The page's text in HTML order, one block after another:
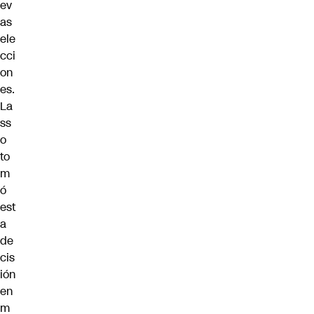
ev
as
ele
cci
on
es.
La
ss
o
to
m
ó
est
a
de
cis
ión
en
m